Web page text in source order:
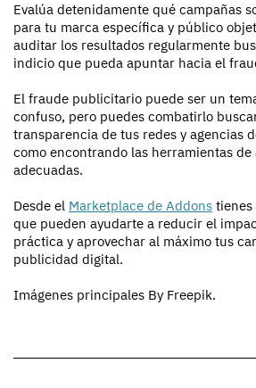
Evalúa detenidamente qué campañas
para tu marca específica y público
auditar los resultados regularmente
indicio que pueda apuntar hacia el
El fraude publicitario puede ser un
confuso, pero puedes combatirlo
transparencia de tus redes y agencias
como encontrando las herramientas
adecuadas.
Desde el Marketplace de Addons tienes
que pueden ayudarte a reducir el
práctica y aprovechar al máximo tus
publicidad digital.
Imágenes principales By Freepik.